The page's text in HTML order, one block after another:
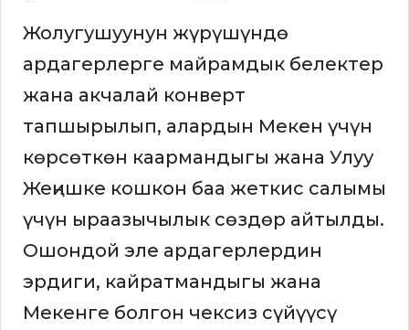
Жолугушуунун жүрүшүндө
ардагерлерге майрамдык белектер
жана акчалай конверт
тапшырылып, алардын Мекен үчүн
көрсөткөн каармандыгы жана Улуу
Жеңишке кошкон баа жеткис салымы
үчүн ыраазычылык сөздөр айтылды.
Ошондой эле ардагерлердин
эрдиги, кайратмандыгы жана
Мекенге болгон чексиз сүйүүсү